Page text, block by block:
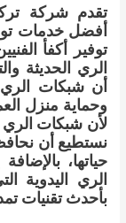
تقدم شركة
أفضل خدمات
توفير أكفأ
الري الحديثة
أن شبكات الري
وحماية منزل
لأن شبكات الري
نستطيع أن
حياتها،
الري اليدوية
بأحدث تقنيات